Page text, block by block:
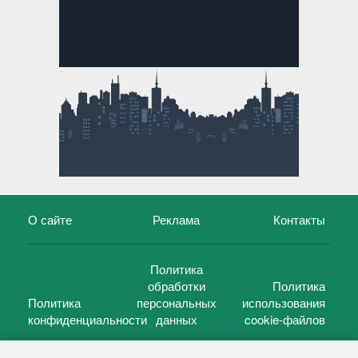
О сайте Реклама Контакты
Политика
конфиденциальности
Политика
обработки
персональных
данных
Политика
использования
cookie-файлов